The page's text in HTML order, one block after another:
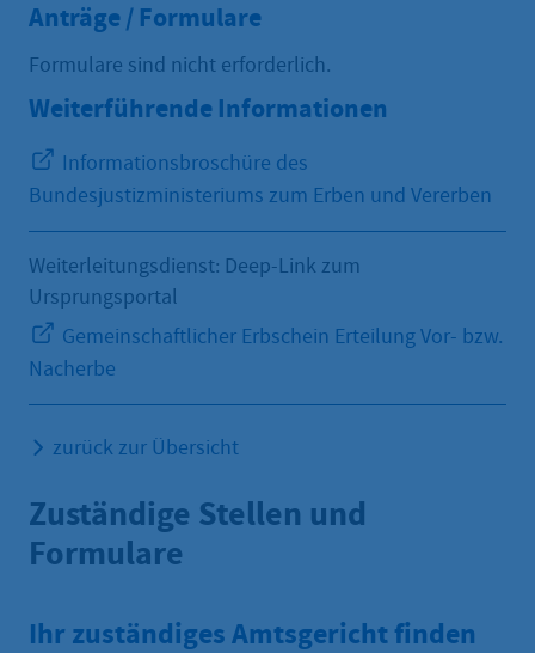
Anträge / Formulare
Formulare sind nicht erforderlich.
Weiterführende Informationen
Informationsbroschüre des
Bundesjustizministeriums zum Erben und Vererben
Weiterleitungsdienst: Deep-Link zum
Ursprungsportal
Gemeinschaftlicher Erbschein Erteilung Vor- bzw.
Nacherbe
zurück zur Übersicht
Zuständige Stellen und
Formulare
Ihr zuständiges Amtsgericht finden